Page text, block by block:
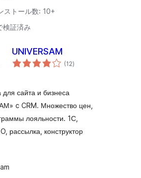
ストール数: 10+
検証済み
UNIVERSAM
(12個
の)
сайта и бизнеса
c CRM. Множество цен,
лояльности. 1С,
рассылка, конструктор